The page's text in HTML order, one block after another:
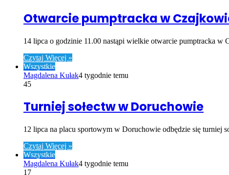
Otwarcie pumptracka w
14 lipca o godzinie 11.00 nastąpi wielkie otwarcie pumptracka w
Czytaj Więcej »
Wszystkie
Magdalena Kułak4 tygodnie temu
45
Turniej sołectw w Doruchowie
12 lipca na placu sportowym w Doruchowie odbędzie się turniej
Czytaj Więcej »
Wszystkie
Magdalena Kułak4 tygodnie temu
17